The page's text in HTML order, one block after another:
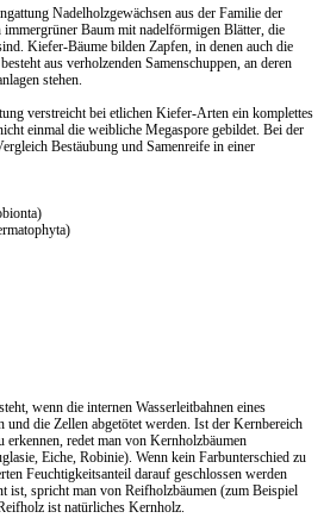
Nadelholzgewächsen aus der Familie der
Baum mit nadelförmigen Blätter, die
Kiefer-Bäume bilden Zapfen, in denen auch die
aus verholzenden Samenschuppen, an deren
stehen.
verstreicht bei etlichen Kiefer-Arten ein komplettes
einmal die weibliche Megaspore gebildet. Bei der
Bestäubung und Samenreife in einer
wenn die internen Wasserleitbahnen eines
und die Zellen abgetötet werden. Ist der Kernbereich
erkennen, redet man von Kernholzbäumen
Eiche, Robinie). Wenn kein Farbunterschied zu
Feuchtigkeitsanteil darauf geschlossen werden
ist, spricht man von Reifholzbäumen (zum Beispiel
ist natürliches Kernholz.